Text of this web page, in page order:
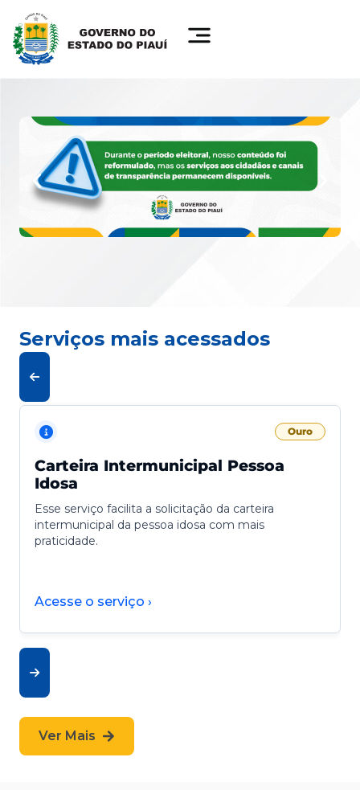
Serviços mais acessados
Ouro
Carteira Intermunicipal Pessoa
Idosa
Esse serviço facilita a solicitação da carteira
intermunicipal da pessoa idosa com mais
praticidade.
Acesse o serviço ›
Ver Mais